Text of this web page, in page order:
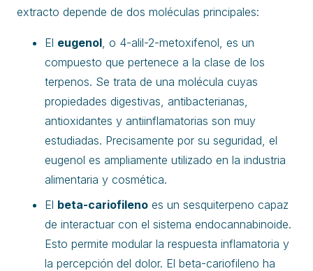
extracto depende de dos moléculas principales:
El eugenol , o 4-alil-2-metoxifenol, es un
compuesto que pertenece a la clase de los
terpenos. Se trata de una molécula cuyas
propiedades digestivas, antibacterianas,
antioxidantes y antiinflamatorias son muy
estudiadas. Precisamente por su seguridad, el
eugenol es ampliamente utilizado en la industria
alimentaria y cosmética.
El beta-cariofileno es un sesquiterpeno capaz
de interactuar con el sistema endocannabinoide.
Esto permite modular la respuesta inflamatoria y
la percepción del dolor. El beta-cariofileno ha